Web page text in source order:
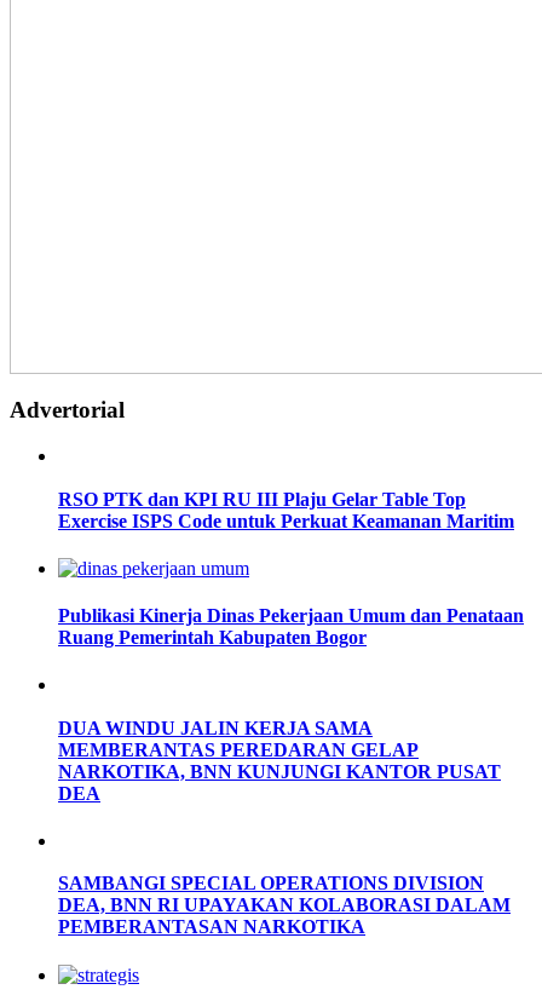
Advertorial
RSO PTK dan KPI RU III Plaju Gelar Table Top
Exercise ISPS Code untuk Perkuat Keamanan Maritim
Publikasi Kinerja Dinas Pekerjaan Umum dan Penataan
Ruang Pemerintah Kabupaten Bogor
DUA WINDU JALIN KERJA SAMA
MEMBERANTAS PEREDARAN GELAP
NARKOTIKA, BNN KUNJUNGI KANTOR PUSAT
DEA
SAMBANGI SPECIAL OPERATIONS DIVISION
DEA, BNN RI UPAYAKAN KOLABORASI DALAM
PEMBERANTASAN NARKOTIKA